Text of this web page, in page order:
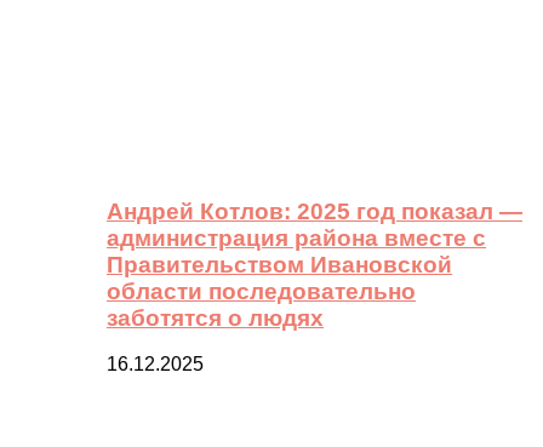
Андрей Котлов: 2025 год показал —
администрация района вместе с
Правительством Ивановской
области последовательно
заботятся о людях
16.12.2025